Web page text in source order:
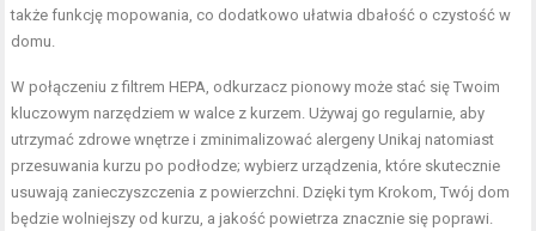
także funkcję mopowania, co dodatkowo ułatwia dbałość o czystość w
domu.
W połączeniu z filtrem HEPA, odkurzacz pionowy może stać się Twoim
kluczowym narzędziem w walce z kurzem. Używaj go regularnie, aby
utrzymać zdrowe wnętrze i zminimalizować alergeny Unikaj natomiast
przesuwania kurzu po podłodze; wybierz urządzenia, które skutecznie
usuwają zanieczyszczenia z powierzchni. Dzięki tym Krokom, Twój dom
będzie wolniejszy od kurzu, a jakość powietrza znacznie się poprawi.